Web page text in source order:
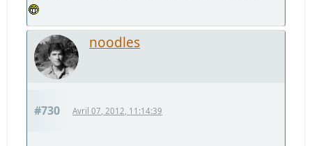
noodles
#730 Avril 07, 2012, 11:14:39